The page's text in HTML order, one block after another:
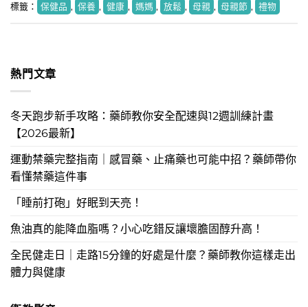
標籤： 保健品 , 保養 , 健康 , 媽媽 , 放鬆 , 母親 , 母親節 , 禮物
熱門文章
冬天跑步新手攻略：藥師教你安全配速與12週訓練計畫
【2026最新】
運動禁藥完整指南｜感冒藥、止痛藥也可能中招？藥師帶你
看懂禁藥這件事
「睡前打砲」好眠到天亮！
魚油真的能降血脂嗎？小心吃錯反讓壞膽固醇升高！
全民健走日｜走路15分鐘的好處是什麼？藥師教你這樣走出
體力與健康